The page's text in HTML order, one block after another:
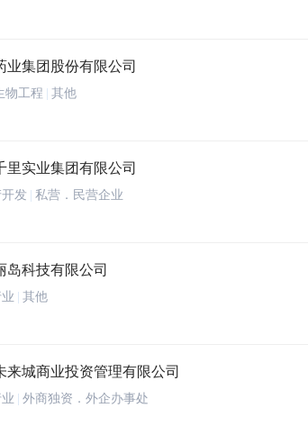
业集团股份有限公司
物工程 其他
里实业集团有限公司
发 私营．民营企业
岛科技有限公司
其他
来城商业投资管理有限公司
外商独资．外企办事处